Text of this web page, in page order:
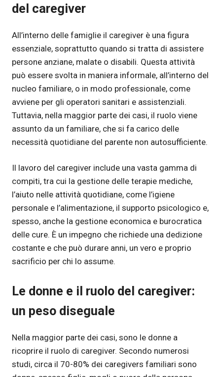
del caregiver
All’interno delle famiglie il caregiver è una figura
essenziale, soprattutto quando si tratta di assistere
persone anziane, malate o disabili. Questa attività
può essere svolta in maniera informale, all’interno del
nucleo familiare, o in modo professionale, come
avviene per gli operatori sanitari e assistenziali.
Tuttavia, nella maggior parte dei casi, il ruolo viene
assunto da un familiare, che si fa carico delle
necessità quotidiane del parente non autosufficiente.
Il lavoro del caregiver include una vasta gamma di
compiti, tra cui la gestione delle terapie mediche,
l’aiuto nelle attività quotidiane, come l’igiene
personale e l’alimentazione, il supporto psicologico e,
spesso, anche la gestione economica e burocratica
delle cure. È un impegno che richiede una dedizione
costante e che può durare anni, un vero e proprio
sacrificio per chi lo assume.
Le donne e il ruolo del caregiver:
un peso diseguale
Nella maggior parte dei casi, sono le donne a
ricoprire il ruolo di caregiver. Secondo numerosi
studi, circa il 70-80% dei caregivers familiari sono